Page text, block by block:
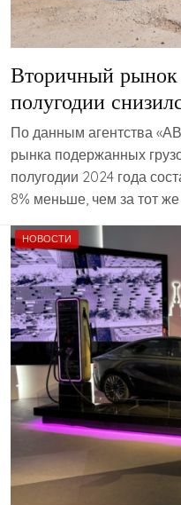
Вторичный рынок
полугодии
По данным агентства
рынка подержанных
полугодии 2024 года
8% меньше, чем за тот
НОВОСТИ